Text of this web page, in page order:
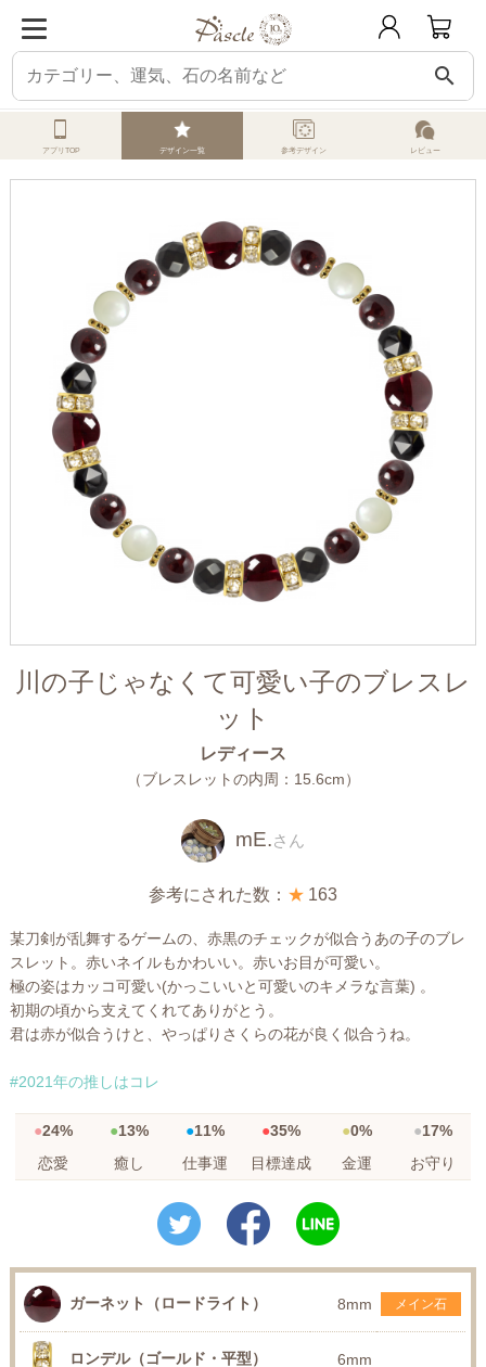
search
ホーム オーダーメイド みんなのデザイン
アプリTOP デザイン一覧 参考デザイン レビュー
川の子じゃなくて可愛い子のブレスレ
ット
レディース
（ブレスレットの内周：15.6cm）
mE.さん
参考にされた数： ★ 163
某刀剣が乱舞するゲームの、赤黒のチェックが似合うあの子のブレ
スレット。赤いネイルもかわいい。赤いお目が可愛い。
極の姿はカッコ可愛い(かっこいいと可愛いのキメラな言葉) 。
初期の頃から支えてくれてありがとう。
君は赤が似合うけと、やっぱりさくらの花が良く似合うね。
#2021年の推しはコレ
24% 13% 11% 35% 0%
17%
恋愛
癒し 仕事運 目標達成 金運 お守り
ガーネット（ロードライト） 8mm メイン石
ロンデル（ゴールド・平型） 6mm